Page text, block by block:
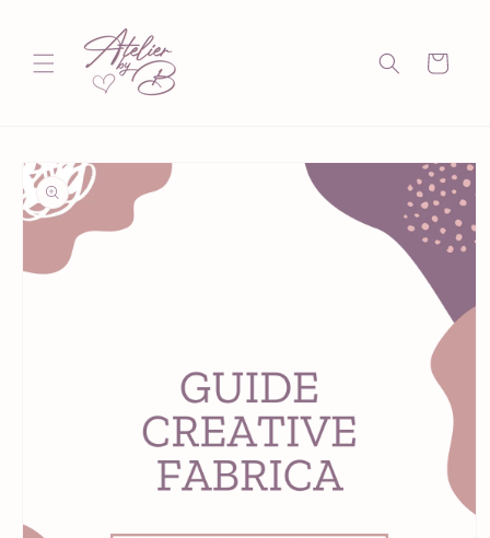
contenu
Panier
Passer aux
informations
produits